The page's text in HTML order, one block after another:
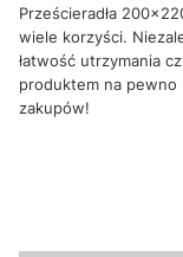
Prześcieradła
wiele korzyści.
łatwość utrzymania
produktem na pewno
zakupów!